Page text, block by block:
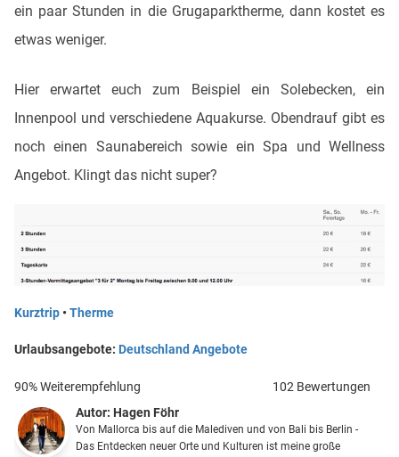
ein paar Stunden in die Grugaparktherme, dann kostet es
etwas weniger.
Hier erwartet euch zum Beispiel ein Solebecken, ein
Innenpool und verschiedene Aquakurse. Obendrauf gibt es
noch einen Saunabereich sowie ein Spa und Wellness
Angebot. Klingt das nicht super?
Kurztrip •Therme
Urlaubsangebote: Deutschland Angebote
90% Weiterempfehlung
102 Bewertungen
Autor: Hagen Föhr
Von Mallorca bis auf die Malediven und von Bali bis Berlin -
Das Entdecken neuer Orte und Kulturen ist meine große